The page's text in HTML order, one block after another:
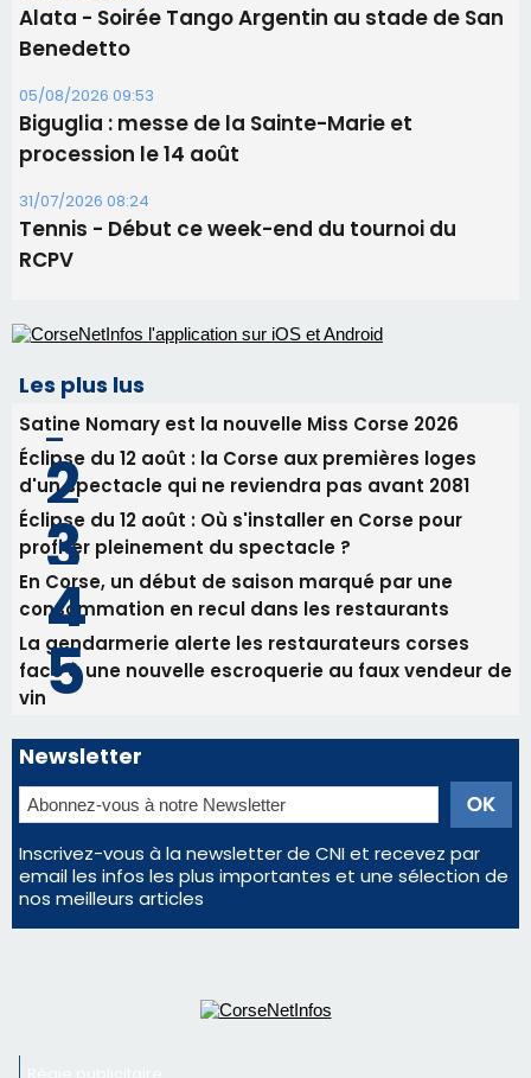
Les plus lus
Satine Nomary est la nouvelle Miss Corse 2026
d'un spectacle qui ne reviendra pas avant 2081
Éclipse du 12 août : Où s'installer en Corse pour
profiter pleinement du spectacle ?
consommation en recul dans les restaurants
face à une nouvelle escroquerie au faux vendeur de
vin
Newsletter
Inscrivez-vous à la newsletter de CNI et recevez par
email les infos les plus importantes et une sélection de
nos meilleurs articles
Régie publicitaire
Nous contacter
© 2026 corsenetinfos